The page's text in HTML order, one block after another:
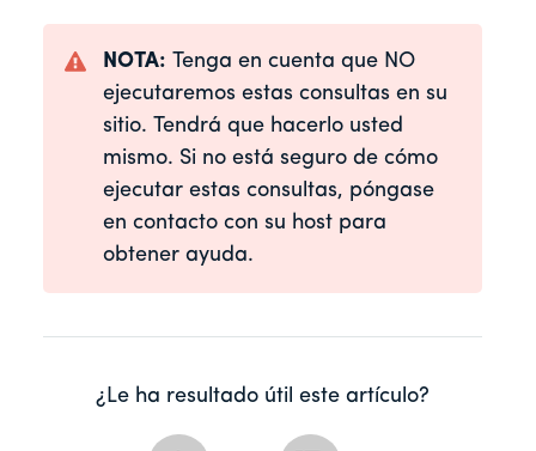
NOTA: Tenga en cuenta que NO
ejecutaremos estas consultas en su
sitio. Tendrá que hacerlo usted
mismo. Si no está seguro de cómo
ejecutar estas consultas, póngase
en contacto con su host para
obtener ayuda.
¿Le ha resultado útil este artículo?